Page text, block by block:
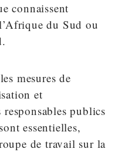
connaissent
du Sud ou
mesures de
et
responsables publics
essentielles,
de travail sur la